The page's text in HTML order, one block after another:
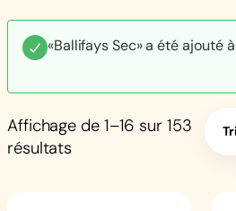
«Ballifays Sec» a été ajouté
Affichage de 1–16 sur 153
résultats